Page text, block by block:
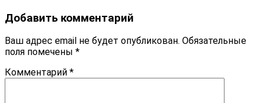
Добавить комментарий
Ваш адрес email не будет опубликован. Обязательные
поля помечены *
Комментарий *